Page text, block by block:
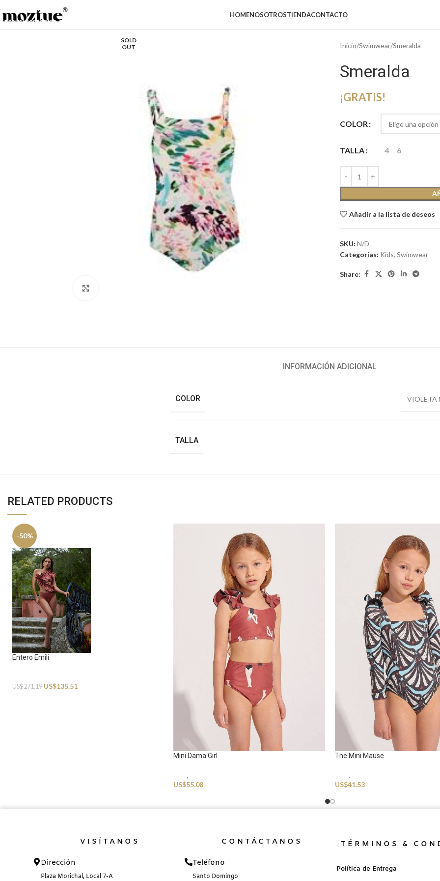
Saltar a la navegación
Saltar al contenido principal
HOMENOSOTROSTIENDACONTACTO
SOLD
OUT
Inicio Swimwear Smeralda
Smeralda
¡GRATIS!
COLOR
TALLA 4 6
Añadir a la lista de deseos
SKU: N/D
Categorías: Kids, Swimwear
Share:
INFORMACIÓN ADICIONAL
COLOR VIOLETA
TALLA
RELATED PRODUCTS
-50%
Entero Emili
US$271.19 US$135.51
Mini Dama Girl
Kids,
US$55.08
The Mini Mause
,
US$41.53
VISÍTANOS
Dirección
Plaza Morichal, Local 7-A
CONTÁCTANOS
Teléfono
Santo Domingo
TÉRMINOS &
Política de Entrega